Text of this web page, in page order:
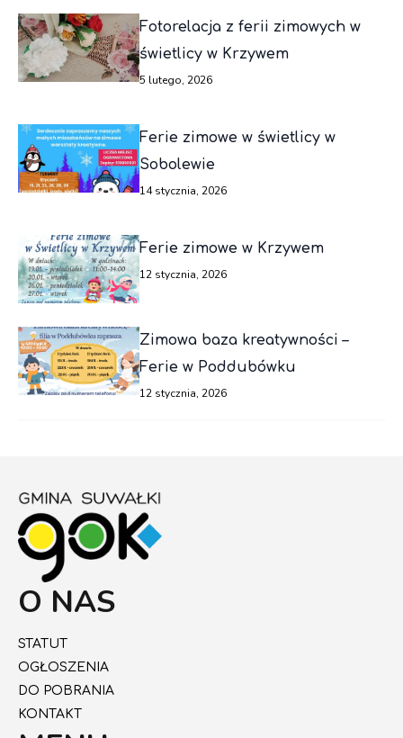
Fotorelacja z ferii zimowych w
świetlicy w Krzywem
5 lutego, 2026
Ferie zimowe w świetlicy w
Sobolewie
14 stycznia, 2026
Ferie zimowe w Krzywem
12 stycznia, 2026
Zimowa baza kreatywności –
Ferie w Poddubówku
12 stycznia, 2026
O NAS
STATUT
OGŁOSZENIA
DO POBRANIA
KONTAKT